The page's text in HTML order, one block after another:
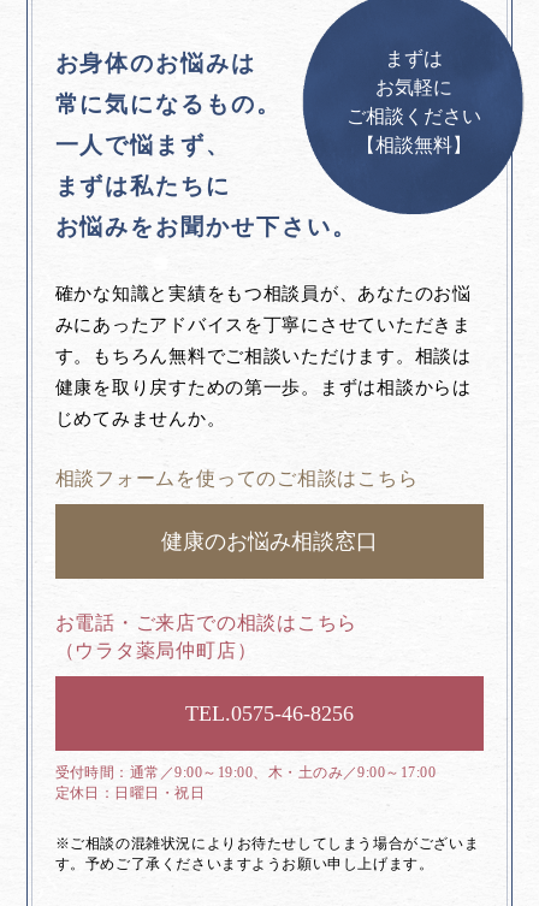
お身体のお悩みは
常に気になるもの。
一人で悩まず、
まずは私たちに
お悩みをお聞かせ下さい。
確かな知識と実績をもつ相談員が、あなたのお悩
みにあったアドバイスを丁寧にさせていただきま
す。もちろん無料でご相談いただけます。相談は
健康を取り戻すための第一歩。まずは相談からは
じめてみませんか。
相談フォームを使ってのご相談はこちら
健康のお悩み相談窓口
お電話・ご来店での相談はこちら
（ウラタ薬局仲町店）
0575-46-8256
通常／9:00～19:00、木・土のみ／9:00～17:00
日曜日・祝日
※ご相談の混雑状況によりお待たせしてしまう場合がございま
す。予めご了承くださいますようお願い申し上げます。
まずは
お気軽に
ご相談ください
【相談無料】